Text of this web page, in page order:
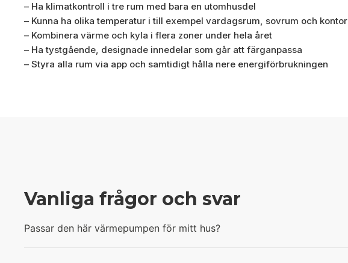
– Ha klimatkontroll i tre rum med bara en utomhusdel
– Kunna ha olika temperatur i till exempel vardagsrum, sovrum och kontor
– Kombinera värme och kyla i flera zoner under hela året
– Ha tystgående, designade innedelar som går att färganpassa
– Styra alla rum via app och samtidigt hålla nere energiförbrukningen
Vanliga frågor och svar
Passar den här värmepumpen för mitt hus?